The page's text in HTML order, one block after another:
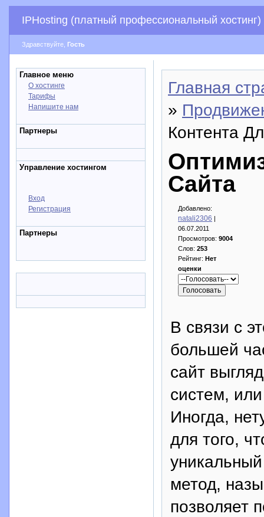
IPHosting (платный профессиональный хостинг)
Здравствуйте, Гость
Главное меню
О хостинге
Тарифы
Напишите нам
Партнеры
Управление хостингом
Вход
Регистрация
Партнеры
Главная
»
Контента
Сайта
Добавлено:
natali2306 |
06.07.2011
Просмотров: 9004
Слов: 253
Рейтинг: Нет
оценки
В связи с
большей
сайт
систем,
Иногда,
для того,
метод,
позволяет